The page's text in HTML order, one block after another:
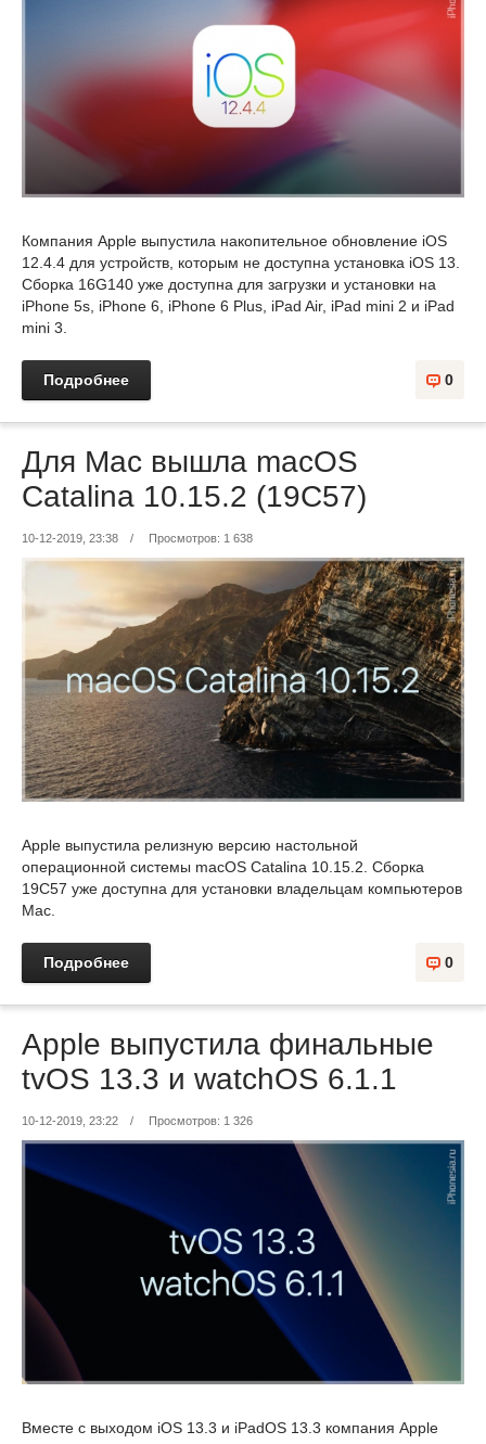
Компания Apple выпустила накопительное обновление iOS
12.4.4 для устройств, которым не доступна установка iOS 13.
Сборка 16G140 уже доступна для загрузки и установки на
iPhone 5s, iPhone 6, iPhone 6 Plus, iPad Air, iPad mini 2 и iPad
mini 3.
Подробнее 0
Для Mac вышла macOS
Catalina 10.15.2 (19C57)
10-12-2019, 23:38 / Просмотров: 1 638
Apple выпустила релизную версию настольной
операционной системы macOS Catalina 10.15.2. Сборка
19C57 уже доступна для установки владельцам компьютеров
Mac.
Подробнее 0
Apple выпустила финальные
tvOS 13.3 и watchOS 6.1.1
10-12-2019, 23:22 / Просмотров: 1 326
Вместе с выходом iOS 13.3 и iPadOS 13.3 компания Apple